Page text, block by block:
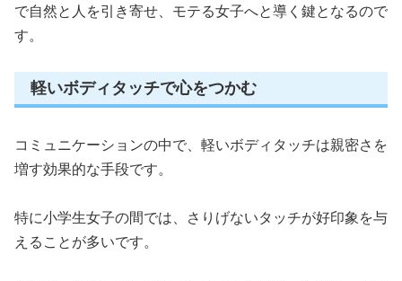
で自然と人を引き寄せ、モテる女子へと導く鍵となるので
す。
軽いボディタッチで心をつかむ
コミュニケーションの中で、軽いボディタッチは親密さを
増す効果的な手段です。
特に小学生女子の間では、さりげないタッチが好印象を与
えることが多いです。